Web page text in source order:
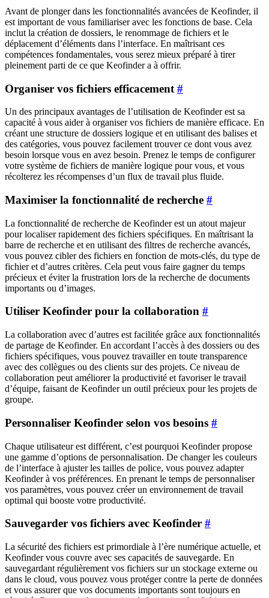
Avant de plonger dans les fonctionnalités avancées de Keofinder, il
est important de vous familiariser avec les fonctions de base. Cela
inclut la création de dossiers, le renommage de fichiers et le
déplacement d’éléments dans l’interface. En maîtrisant ces
compétences fondamentales, vous serez mieux préparé à tirer
pleinement parti de ce que Keofinder a à offrir.
Organiser vos fichiers efficacement #
Un des principaux avantages de l’utilisation de Keofinder est sa
capacité à vous aider à organiser vos fichiers de manière efficace. En
créant une structure de dossiers logique et en utilisant des balises et
des catégories, vous pouvez facilement trouver ce dont vous avez
besoin lorsque vous en avez besoin. Prenez le temps de configurer
votre système de fichiers de manière logique pour vous, et vous
récolterez les récompenses d’un flux de travail plus fluide.
Maximiser la fonctionnalité de recherche #
La fonctionnalité de recherche de Keofinder est un atout majeur
pour localiser rapidement des fichiers spécifiques. En maîtrisant la
barre de recherche et en utilisant des filtres de recherche avancés,
vous pouvez cibler des fichiers en fonction de mots-clés, du type de
fichier et d’autres critères. Cela peut vous faire gagner du temps
précieux et éviter la frustration lors de la recherche de documents
importants ou d’images.
Utiliser Keofinder pour la collaboration #
La collaboration avec d’autres est facilitée grâce aux fonctionnalités
de partage de Keofinder. En accordant l’accès à des dossiers ou des
fichiers spécifiques, vous pouvez travailler en toute transparence
avec des collègues ou des clients sur des projets. Ce niveau de
collaboration peut améliorer la productivité et favoriser le travail
d’équipe, faisant de Keofinder un outil précieux pour les projets de
groupe.
Personnaliser Keofinder selon vos besoins #
Chaque utilisateur est différent, c’est pourquoi Keofinder propose
une gamme d’options de personnalisation. De changer les couleurs
de l’interface à ajuster les tailles de police, vous pouvez adapter
Keofinder à vos préférences. En prenant le temps de personnaliser
vos paramètres, vous pouvez créer un environnement de travail
optimal qui booste votre productivité.
Sauvegarder vos fichiers avec Keofinder #
La sécurité des fichiers est primordiale à l’ère numérique actuelle, et
Keofinder vous couvre avec ses capacités de sauvegarde. En
sauvegardant régulièrement vos fichiers sur un stockage externe ou
dans le cloud, vous pouvez vous protéger contre la perte de données
et vous assurer que vos documents importants sont toujours en